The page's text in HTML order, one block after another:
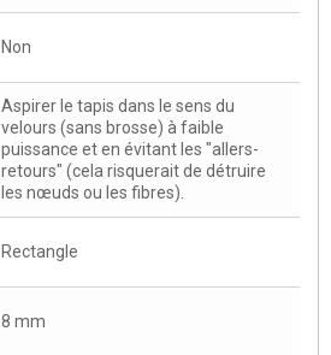
Non
Aspirer le tapis dans le sens du
velours (sans brosse) à faible
puissance et en évitant les "allers-
retours" (cela risquerait de détruire
les nœuds ou les fibres).
Rectangle
8 mm